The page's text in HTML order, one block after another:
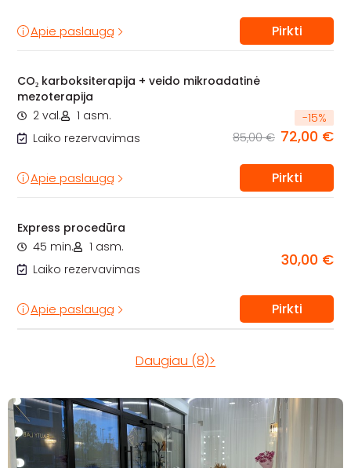
Apie paslaugą Pirkti
CO₂ karboksiterapija + veido mikroadatinė
mezoterapija
2 val.
1 asm.
Laiko rezervavimas
-15%
85,00 € 72,00 €
Apie paslaugą Pirkti
Express procedūra
45 min.
1 asm.
Laiko rezervavimas
30,00 €
Apie paslaugą Pirkti
Daugiau (8)>